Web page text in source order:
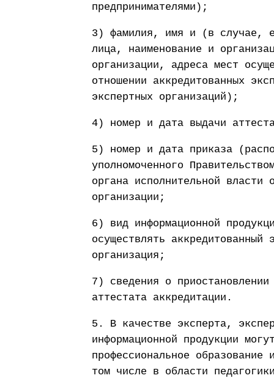
предпринимателями);
3) фамилия, имя и (в случае,
лица, наименование и
организации, адреса мест
отношении аккредитованных
экспертных организаций);
4) номер и дата выдачи
5) номер и дата приказа
уполномоченного
органа исполнительной власти
организации;
6) вид информационной
осуществлять аккредитованный
организация;
7) сведения о
аттестата аккредитации.
5. В качестве эксперта,
информационной продукции
профессиональное
том числе в области